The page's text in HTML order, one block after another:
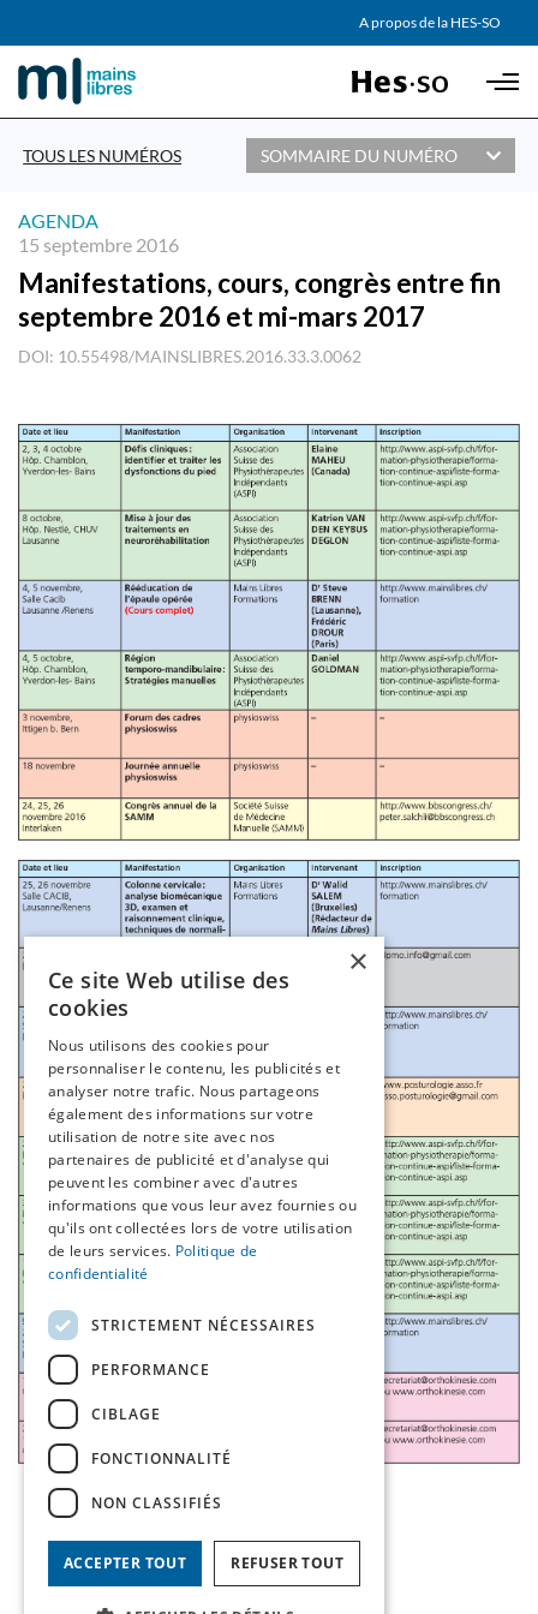
Skip to main content
A propos de la HES-SO
PARTENAIRES
TOUS LES NUMÉROS SOMMAIRE DU NUMÉRO
AGENDA
15 septembre 2016
Manifestations, cours, congrès entre fin
septembre 2016 et mi-mars 2017
DOI: 10.55498/MAINSLIBRES.2016.33.3.0062
×
Ce site Web utilise des
cookies
Nous utilisons des cookies pour
personnaliser le contenu, les publicités et
analyser notre trafic. Nous partageons
également des informations sur votre
utilisation de notre site avec nos
partenaires de publicité et d'analyse qui
peuvent les combiner avec d'autres
informations que vous leur avez fournies ou
qu'ils ont collectées lors de votre utilisation
de leurs services. Politique de
confidentialité
STRICTEMENT NÉCESSAIRES
PERFORMANCE
CIBLAGE
FONCTIONNALITÉ
NON CLASSIFIÉS
ACCEPTER TOUT REFUSER TOUT